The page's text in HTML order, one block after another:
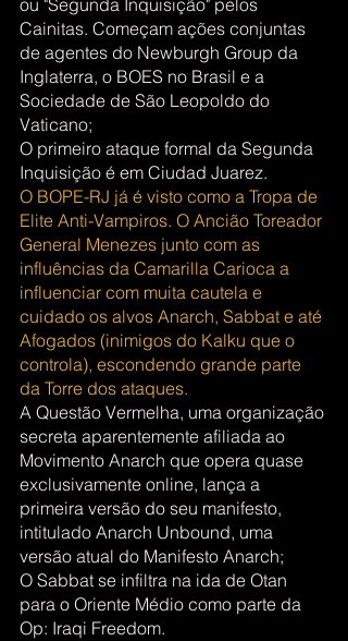
ou "Segunda Inquisição" pelos
Cainitas. Começam ações conjuntas
de agentes do Newburgh Group da
Inglaterra, o BOES no Brasil e a
Sociedade de São Leopoldo do
Vaticano;
O primeiro ataque formal da Segunda
Inquisição é em Ciudad Juarez.
O BOPE-RJ já é visto como a Tropa de
Elite Anti-Vampiros. O Ancião Toreador
General Menezes junto com as
influências da Camarilla Carioca a
influenciar com muita cautela e
cuidado os alvos Anarch, Sabbat e até
Afogados (inimigos do Kalku que o
controla), escondendo grande parte
da Torre dos ataques.
A Questão Vermelha, uma organização
secreta aparentemente afiliada ao
Movimento Anarch que opera quase
exclusivamente online, lança a
primeira versão do seu manifesto,
intitulado Anarch Unbound, uma
versão atual do Manifesto Anarch;
O Sabbat se infiltra na ida de Otan
para o Oriente Médio como parte da
Op: Iraqi Freedom.